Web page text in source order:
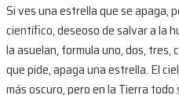
Si ves una estrella que se apaga,
científico, deseoso de salvar a la
la asuelan, formula uno, dos, tres,
que pide, apaga una estrella. El
más oscuro, pero en la Tierra